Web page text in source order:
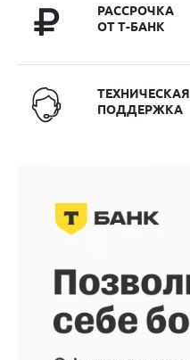
РАССРОЧКА
ОТ Т-БАНК
ТЕХНИЧЕСКАЯ
ПОДДЕРЖКА